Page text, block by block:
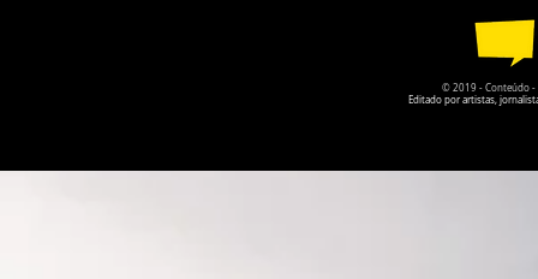
© 2019 - Conteúdo -
Editado por artistas,